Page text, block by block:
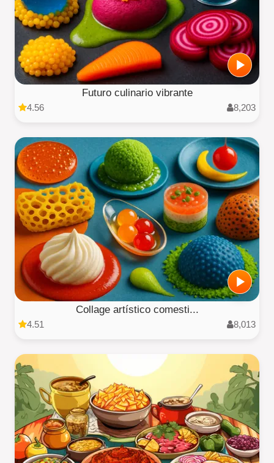
Futuro culinario vibrante
4.56 8,203
Collage artístico comesti...
4.51 8,013